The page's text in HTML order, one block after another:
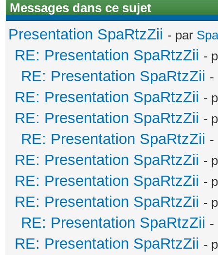
Messages dans ce sujet
Presentation SpaRtzZii - par
RE: Presentation SpaRtzZii -
RE: Presentation SpaRtzZii -
RE: Presentation SpaRtzZii -
RE: Presentation SpaRtzZii -
RE: Presentation SpaRtzZii -
RE: Presentation SpaRtzZii -
RE: Presentation SpaRtzZii -
RE: Presentation SpaRtzZii -
RE: Presentation SpaRtzZii -
RE: Presentation SpaRtzZii -